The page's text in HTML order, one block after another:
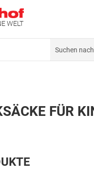
WELT
FÜR